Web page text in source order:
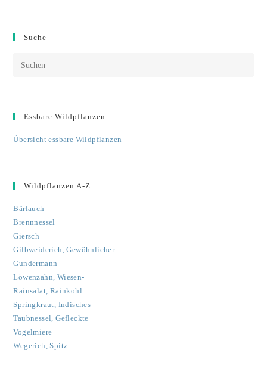
Suche
Essbare Wildpflanzen
Übersicht essbare Wildpflanzen
Wildpflanzen A-Z
Bärlauch
Brennnessel
Giersch
Gilbweiderich, Gewöhnlicher
Gundermann
Löwenzahn, Wiesen-
Rainsalat, Rainkohl
Springkraut, Indisches
Taubnessel, Gefleckte
Vogelmiere
Wegerich, Spitz-